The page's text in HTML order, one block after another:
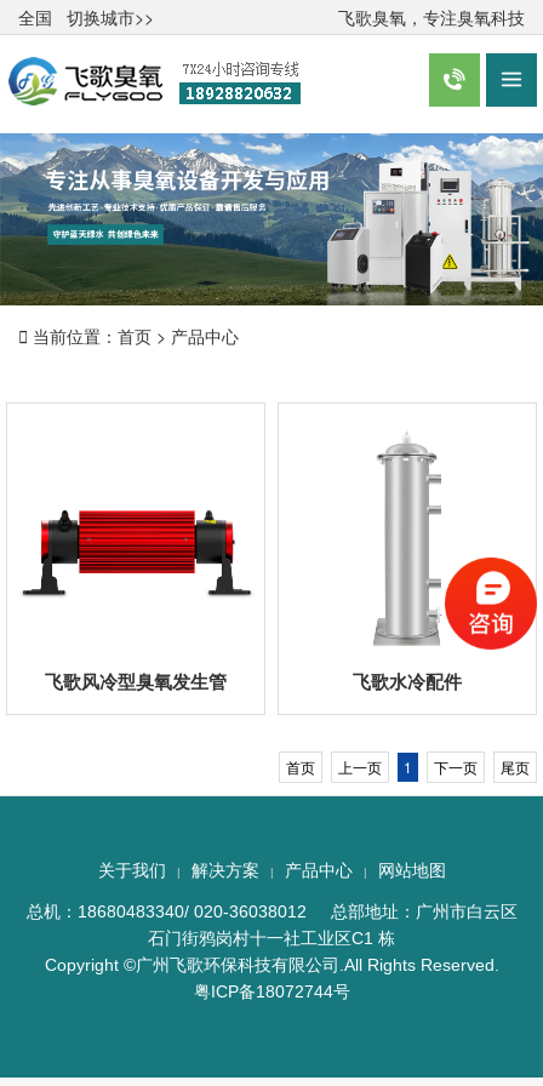
全国 切换城市>> 飞歌臭氧，专注臭氧科技
 
 当前位置： 首页 > 产品中心
飞歌风冷型臭氧发生管 飞歌水冷配件
首页 上一页 1 下一页 尾页
关于我们 | 解决方案 | 产品中心 | 网站地图
总机：18680483340/ 020-36038012 总部地址：广州市白云区
石门街鸦岗村十一社工业区C1 栋
Copyright ©广州飞歌环保科技有限公司.All Rights Reserved.
粤ICP备18072744号